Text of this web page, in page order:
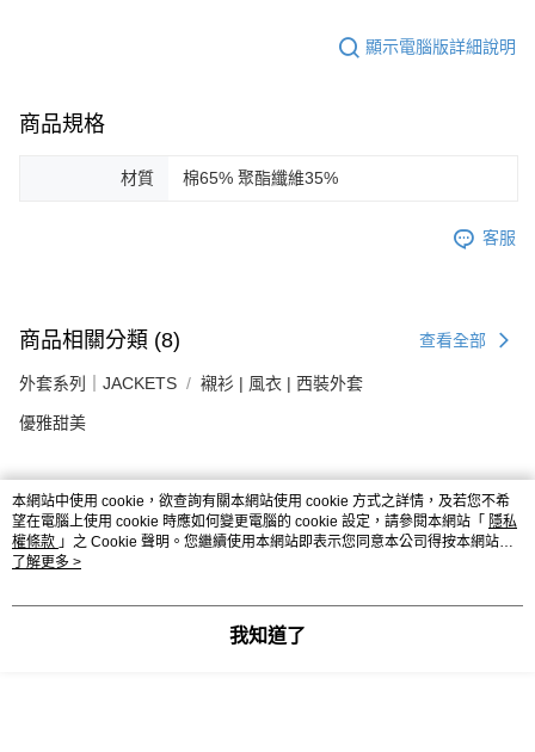
顯示電腦版詳細說明
商品規格
材質 棉65% 聚酯纖維35%
客服
商品相關分類 (8) 查看全部
外套系列｜JACKETS 襯衫 | 風衣 | 西裝外套
優雅甜美
評價
喜歡這個商品嗎？購買後給他一個好評吧
本網站中使用 cookie，欲查詢有關本網站使用 cookie 方式之詳情，及若您不希
望在電腦上使用 cookie 時應如何變更電腦的 cookie 設定，請參閱本網站「 隱私
權條款 」之 Cookie 聲明。您繼續使用本網站即表示您同意本公司得按本網站使
用條款之 Cookie 聲明使用 cookie。
了解更多 >
我知道了